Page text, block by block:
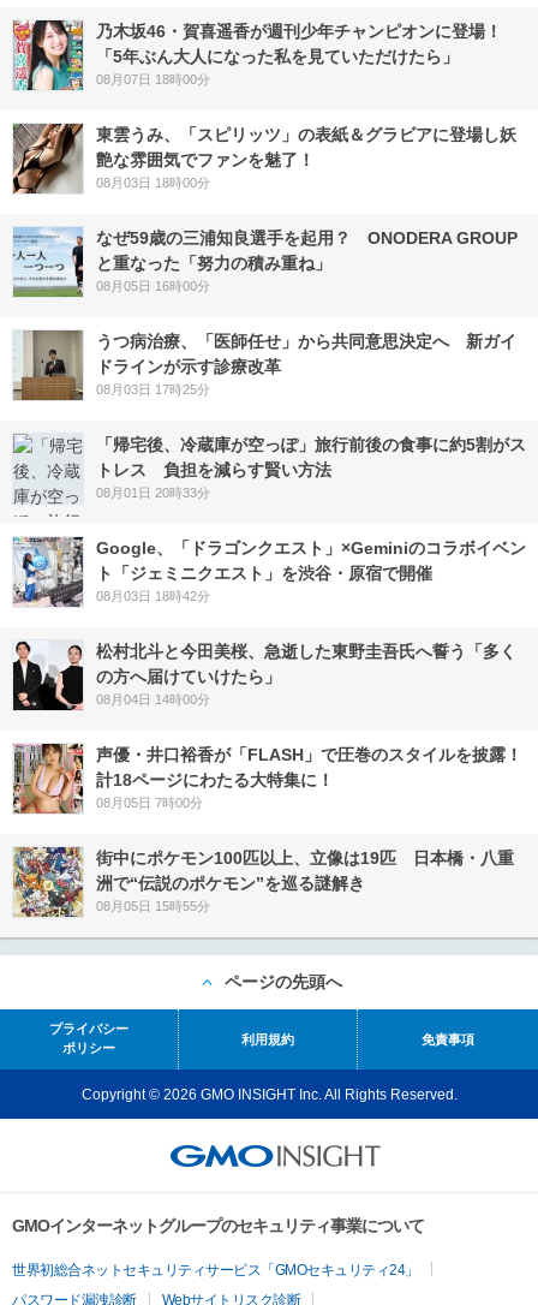
乃木坂46・賀喜遥香が週刊少年チャンピオンに登場！
「5年ぶん大人になった私を見ていただけたら」
08月07日 18時00分
東雲うみ、「スピリッツ」の表紙＆グラビアに登場し妖
艶な雰囲気でファンを魅了！
08月03日 18時00分
なぜ59歳の三浦知良選手を起用？ ONODERA GROUP
と重なった「努力の積み重ね」
08月05日 16時00分
うつ病治療、「医師任せ」から共同意思決定へ 新ガイ
ドラインが示す診療改革
08月03日 17時25分
「帰宅後、冷蔵庫が空っぽ」旅行前後の食事に約5割がス
トレス 負担を減らす賢い方法
08月01日 20時33分
Google、「ドラゴンクエスト」×Geminiのコラボイベン
ト「ジェミニクエスト」を渋谷・原宿で開催
08月03日 18時42分
松村北斗と今田美桜、急逝した東野圭吾氏へ誓う「多く
の方へ届けていけたら」
08月04日 14時00分
声優・井口裕香が「FLASH」で圧巻のスタイルを披露！
計18ページにわたる大特集に！
08月05日 7時00分
街中にポケモン100匹以上、立像は19匹 日本橋・八重
洲で“伝説のポケモン”を巡る謎解き
08月05日 15時55分
ページの先頭へ
プライバシー
ポリシー
利用規約 免責事項
Copyright © 2026 GMO INSIGHT Inc. All Rights Reserved.
GMOインターネットグループのセキュリティ事業について
世界初総合ネットセキュリティサービス「GMOセキュリティ24」
パスワード漏洩診断
Webサイトリスク診断